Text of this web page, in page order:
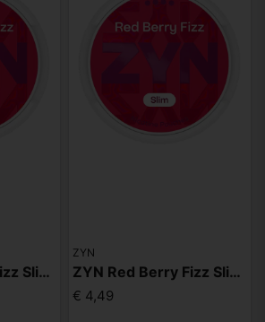
ZYN Red Berry Fizz Slim S3
ZYN
ZYN Red Berry Fizz Slim S4
€ 4,49